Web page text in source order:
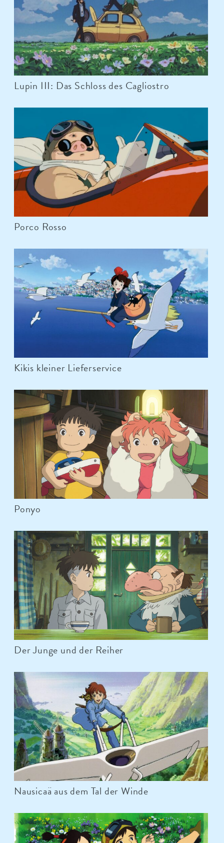
Lupin III: Das Schloss des Cagliostro
Porco Rosso
Kikis kleiner Lieferservice
Ponyo
Der Junge und der Reiher
Nausicaä aus dem Tal der Winde